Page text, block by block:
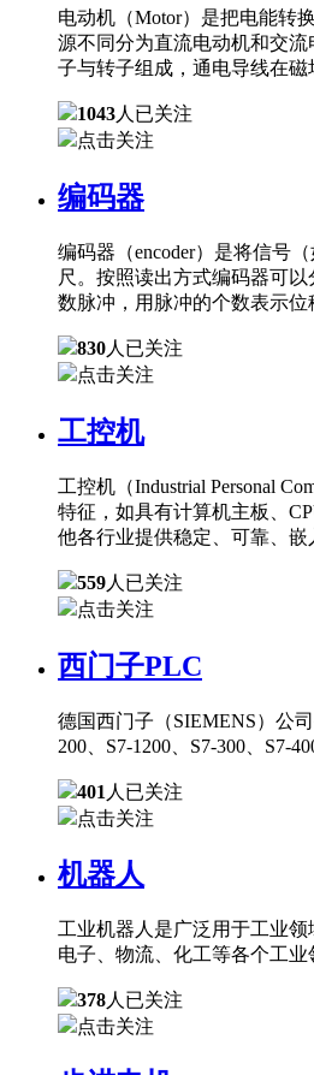
电动机（Motor）是把电能转
源不同分为直流电动机和交
子与转子组成，通电导线在
1043人已关注
点击关注
编码器
编码器（encoder）是将信号
尺。按照读出方式编码器可
数脉冲，用脉冲的个数表示
830人已关注
点击关注
工控机
工控机（Industrial Personal
特征，如具有计算机主板、
他各行业提供稳定、可靠、嵌
559人已关注
点击关注
西门子PLC
德国西门子（SIEMENS）公
200、S7-1200、S7-300、S7-
401 人已关注
点击关注
机器人
工业机器人是广泛用于工业
电子、物流、化工等各个工业
378人已关注
点击关注